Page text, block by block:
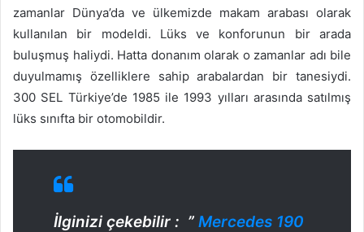
zamanlar Dünya’da ve ülkemizde makam arabası olarak
kullanılan bir modeldi. Lüks ve konforunun bir arada
buluşmuş haliydi. Hatta donanım olarak o zamanlar adı bile
duyulmamış özelliklere sahip arabalardan bir tanesiydi.
300 SEL Türkiye’de 1985 ile 1993 yılları arasında satılmış
lüks sınıfta bir otomobildir.
İlginizi çekebilir : ” Mercedes 190